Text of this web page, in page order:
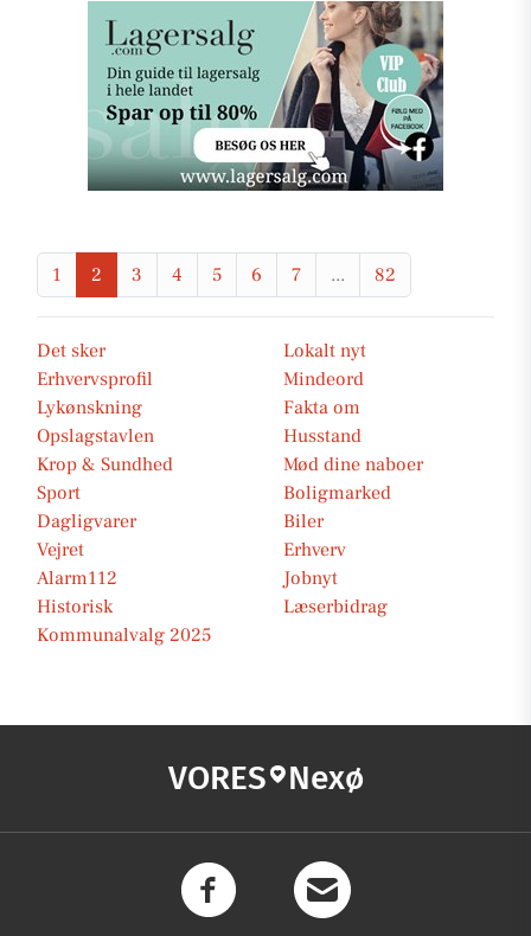
1 2 3 4 5 6 7 ... 82
Det sker
Lokalt nyt
Erhvervsprofil
Mindeord
Lykønskning
Fakta om
Opslagstavlen
Husstand
Krop & Sundhed
Mød dine naboer
Sport
Boligmarked
Dagligvarer
Biler
Vejret
Erhverv
Alarm112
Jobnyt
Historisk
Læserbidrag
Kommunalvalg 2025
VORES Nexø